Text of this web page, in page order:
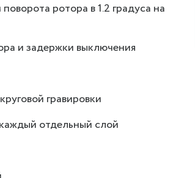
ротора в 1.2 градуса на
и задержки выключения
гравировки
отдельный слой